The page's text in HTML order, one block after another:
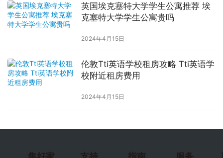
英国埃克塞特大学学生公寓推荐 埃
克塞特大学学生公寓贵吗
2024年4月15日
伦敦Tti英语学校租房攻略 Tti英语学
校附近租房费用
2024年4月15日